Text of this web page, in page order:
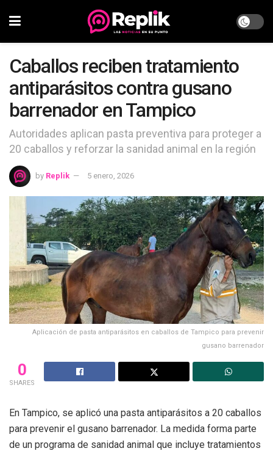
Caballos reciben tratamiento
antiparásitos contra gusano
barrenador en Tampico
Autoridades aplican pasta preventiva para proteger a
20 caballos y reforzar la sanidad animal en la región
by Replik 5 enero, 2026
Aplicación de pasta antiparásitos en caballos de Tampico para prevenir
gusano barrenador
0
SHARES
En Tampico, se aplicó una pasta antiparásitos a 20 caballos
para prevenir el gusano barrenador. La medida forma parte
de un programa de sanidad animal que incluye tratamientos